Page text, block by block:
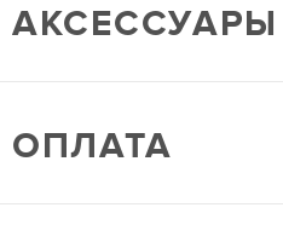
АКСЕССУАРЫ
ОПЛАТА